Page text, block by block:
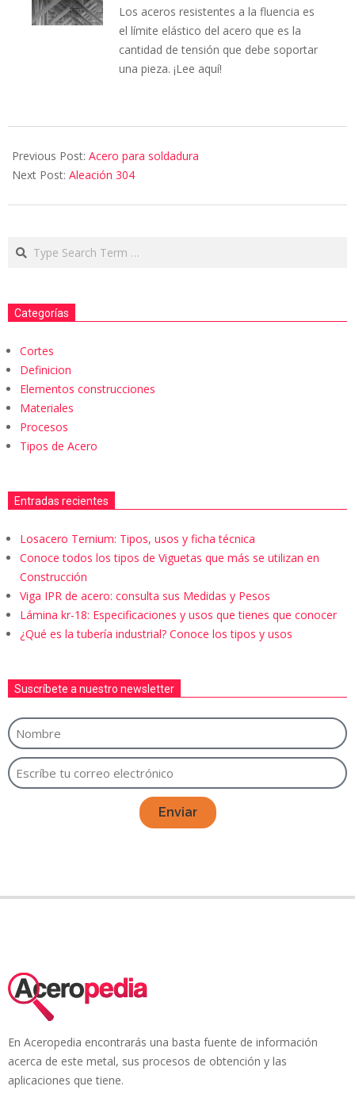
Los aceros resistentes a la fluencia es
el límite elástico del acero que es la
cantidad de tensión que debe soportar
una pieza. ¡Lee aquí!
Previous Post: Acero para soldadura
Next Post: Aleación 304
Categorías
Cortes
Definicion
Elementos construcciones
Materiales
Procesos
Tipos de Acero
Entradas recientes
Losacero Ternium: Tipos, usos y ficha técnica
Conoce todos los tipos de Viguetas que más se utilizan en
Construcción
Viga IPR de acero: consulta sus Medidas y Pesos
Lámina kr-18: Especificaciones y usos que tienes que conocer
¿Qué es la tubería industrial? Conoce los tipos y usos
Suscríbete a nuestro newsletter
Enviar
En Aceropedia encontrarás una basta fuente de información
acerca de este metal, sus procesos de obtención y las
aplicaciones que tiene.